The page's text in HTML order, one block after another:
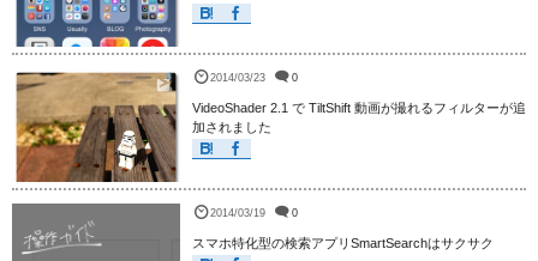
2014/03/23 0
VideoShader 2.1 で TiltShift 動画が撮れるフィルターが追
加されました
2014/03/19 0
スマホ特化型の検索アプリSmartSearchはサクサク